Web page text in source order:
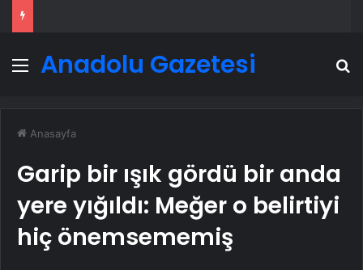
Menü
Anadolu Gazetesi
Anasayfa
Garip bir ışık gördü bir anda
yere yığıldı: Meğer o belirtiyi
hiç önemsememiş